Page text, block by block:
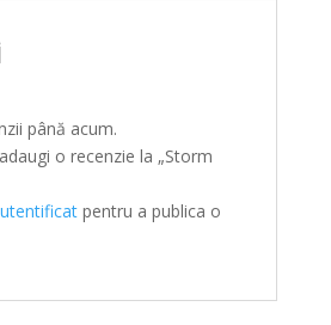
până acum.
o recenzie la „Storm
pentru a publica o